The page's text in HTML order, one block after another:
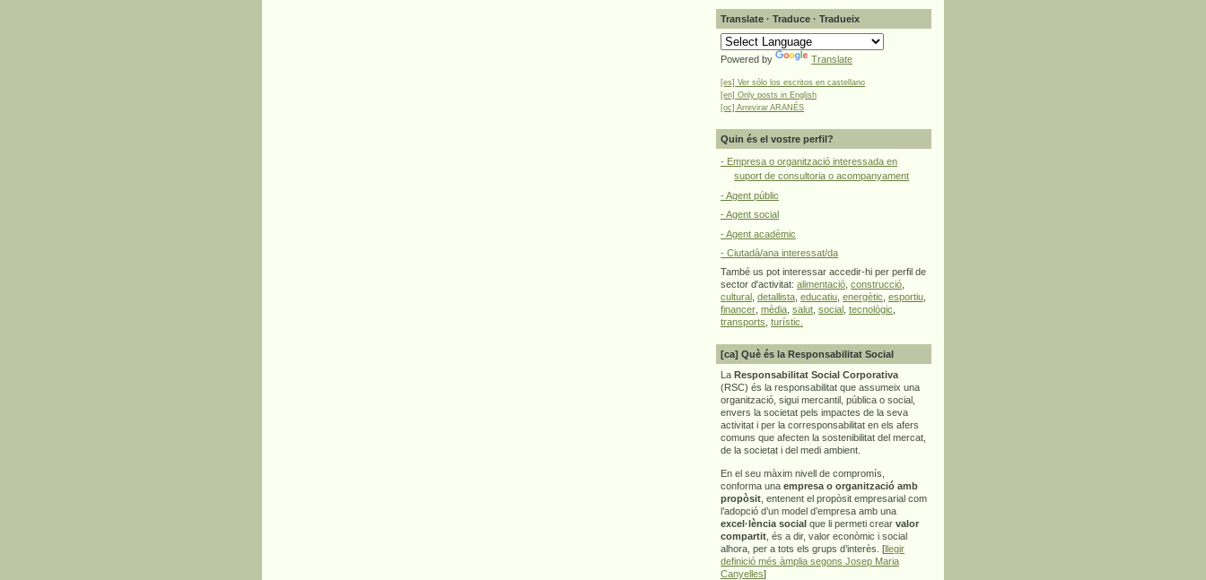
Translate · Traduce · Tradueix
Powered by Translate
[es] Ver sólo los escritos en castellano
[en] Only posts in English
[oc] Arrevirar ARANÉS
Quin és el vostre perfil?
- Empresa o organització interessada en
suport de consultoria o acompanyament
- Agent públic
- Agent social
- Agent acadèmic
- Ciutadà/ana interessat/da
També us pot interessar accedir-hi per perfil de
sector d'activitat: alimentació construcció
cultural detallista educatiu energètic esportiu
financer mèdia salut social tecnològic
transports turístic.
[ca] Què és la Responsabilitat Social
La Responsabilitat Social Corporativa
(RSC) és la responsabilitat que assumeix una
organització, sigui mercantil, pública o social,
envers la societat pels impactes de la seva
activitat i per la corresponsabilitat en els afers
comuns que afecten la sostenibilitat del mercat,
de la societat i del medi ambient.
En el seu màxim nivell de compromís,
conforma una empresa o organització amb
propòsit , entenent el propòsit empresarial com
l’adopció d’un model d’empresa amb una
excel·lència social que li permeti crear valor
compartit , és a dir, valor econòmic i social
alhora, per a tots els grups d’interès. [llegir
definició més àmplia segons Josep Maria
Canyelles]